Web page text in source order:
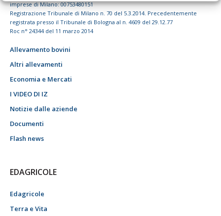
imprese di Milano: 00753480151
Registrazione Tribunale di Milano n. 70 del 5.3.2014. Precedentemente
registrata presso il Tribunale di Bologna al n. 4609 del 29.12.77
Roc n° 24344 del 11 marzo 2014
Allevamento bovini
Altri allevamenti
Economia e Mercati
I VIDEO DI IZ
Notizie dalle aziende
Documenti
Flash news
EDAGRICOLE
Edagricole
Terra e Vita